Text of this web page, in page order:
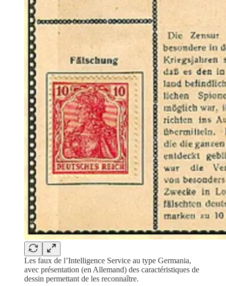
Les faux de l’Intelligence Service au type Germania,
avec présentation (en Allemand) des caractéristiques de
dessin permettant de les reconnaître.